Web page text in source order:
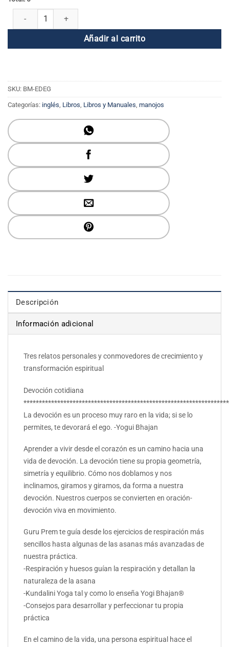
Combo de serie todos los días cantidad
Añadir al carrito
SKU: BM-EDEG
Categorías: inglés Libros Libros y Manuales manojos
Descripción
Información adicional
Tres relatos personales y conmovedores de crecimiento y
transformación espiritual
Devoción cotidiana
La devoción es un proceso muy raro en la vida; si se lo
permites, te devorará el ego. -Yogui Bhajan
Aprender a vivir desde el corazón es un camino hacia una
vida de devoción. La devoción tiene su propia geometría,
simetría y equilibrio. Cómo nos doblamos y nos
inclinamos, giramos y giramos, da forma a nuestra
devoción. Nuestros cuerpos se convierten en oración-
devoción viva en movimiento.
Guru Prem te guía desde los ejercicios de respiración más
sencillos hasta algunas de las asanas más avanzadas de
nuestra práctica.
-Respiración y huesos guían la respiración y detallan la
naturaleza de la asana
-Kundalini Yoga tal y como lo enseña Yogi Bhajan®
-Consejos para desarrollar y perfeccionar tu propia
práctica
En el camino de la vida, una persona espiritual hace el